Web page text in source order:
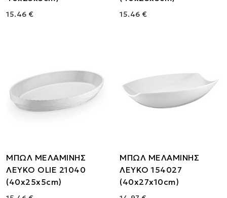
15.46 € 15.46 €
ΜΠΩΛ ΜΕΛΑΜΙΝΗΣ
ΛΕΥΚΟ OLIE 21040
(40x25x5cm)
ΜΠΩΛ ΜΕΛΑΜΙΝΗΣ
ΛΕΥΚΟ 154027
(40x27x10cm)